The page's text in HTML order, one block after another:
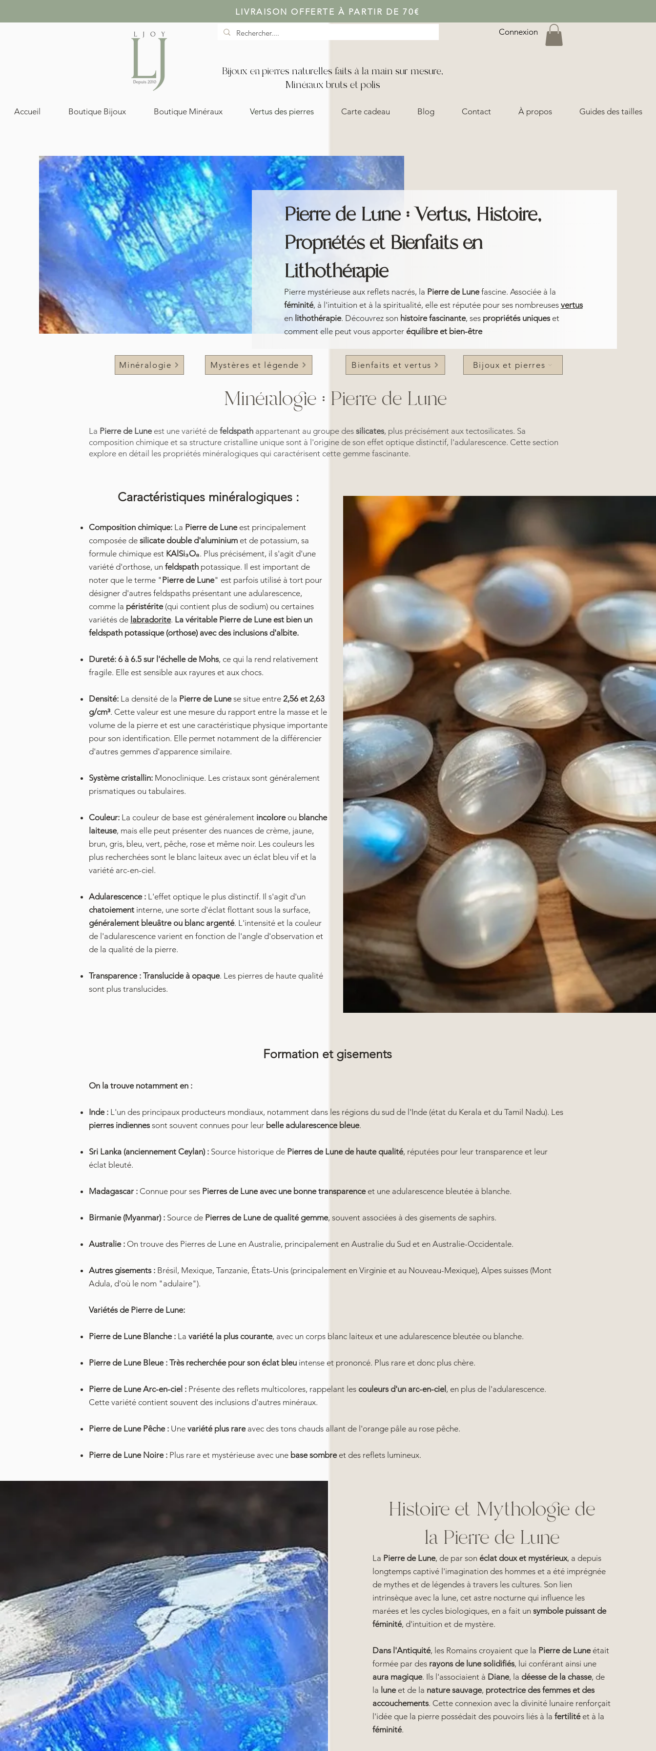
LIVRAISON OFFERTE À PARTIR DE 70€
Connexion
Bijoux en pierres naturelles faits à la main sur mesure,
Minéraux bruts et polis
Accueil Boutique Bijoux Boutique Minéraux Vertus des pierres Carte cadeau Blog Contact À propos Guides des tailles
Pierre de Lune : Vertus, Histoire,
Propriétés et Bienfaits en
Lithothérapie
Pierre mystérieuse aux reflets nacrés, la Pierre de Lunefascine. Associée à la
féminité, à l'intuition et à la spiritualité, elle est réputée pour ses nombreuses vertus
en lithothérapie. Découvrez son histoire fascinante, ses propriétés uniqueset
comment elle peut vous apporter équilibre et bien-être
Minéralogie Mystères et légende Bienfaits et vertus Bijoux et pierres
Minéralogie : Pierre de Lune
La Pierre de Luneest une variété de feldspath appartenant au groupe des silicates, plus précisément aux tectosilicates. Sa
composition chimique et sa structure cristalline unique sont à l'origine de son effet optique distinctif, l'adularescence. Cette section
explore en détail les propriétés minéralogiques qui caractérisent cette gemme fascinante.
Caractéristiques minéralogiques :
Composition chimique: La Pierre de Luneest principalement
composée de silicate double d'aluminium et de potassium, sa
formule chimique est KAlSi₃O₈. Plus précisément, il s'agit d'une
variété d'orthose, un feldspath potassique. Il est important de
noter que le terme " Pierre de Lune" est parfois utilisé à tort pour
désigner d'autres feldspaths présentant une adularescence,
comme la péristérite(qui contient plus de sodium) ou certaines
variétés de labradorite. La véritable Pierre de Lune est bien un
feldspath potassique (orthose) avec des inclusions d'albite.
Dureté: 6 à 6.5 sur l'échelle de Mohs, ce qui la rend relativement
fragile. Elle est sensible aux rayures et aux chocs.
Densité: La densité de la Pierre de Lunese situe entre 2,56 et 2,63
g/cm³. Cette valeur est une mesure du rapport entre la masse et le
volume de la pierre et est une caractéristique physique importante
pour son identification. Elle permet notamment de la différencier
d'autres gemmes d'apparence similaire.
Système cristallin: Monoclinique. Les cristaux sont généralement
prismatiques ou tabulaires.
Couleur: La couleur de base est généralement incoloreou blanche
laiteuse, mais elle peut présenter des nuances de crème, jaune,
brun, gris, bleu, vert, pêche, rose et même noir. Les couleurs les
plus recherchées sont le blanc laiteux avec un éclat bleu vif et la
variété arc-en-ciel.
Adularescence : L'effet optique le plus distinctif. Il s'agit d'un
chatoiement interne, une sorte d'éclat flottant sous la surface,
généralement bleuâtre ou blanc argenté. L'intensité et la couleur
de l'adularescence varient en fonction de l'angle d'observation et
de la qualité de la pierre.
Transparence : Translucide à opaque. Les pierres de haute qualité
sont plus translucides.
Formation et gisements
On la trouve notamment en :
Inde : L'un des principaux producteurs mondiaux, notamment dans les régions du sud de l'Inde (état du Kerala et du Tamil Nadu). Les
pierres indiennessont souvent connues pour leur belle adularescence bleue.
Sri Lanka (anciennement Ceylan) : Source historique de Pierres de Lune de haute qualité, réputées pour leur transparence et leur
éclat bleuté.
Madagascar : Connue pour ses Pierres de Lune avec une bonne transparenceet une adularescence bleutée à blanche.
Birmanie (Myanmar) : Source de Pierres de Lune de qualité gemme, souvent associées à des gisements de saphirs.
Australie : On trouve des Pierres de Lune en Australie, principalement en Australie du Sud et en Australie-Occidentale.
Autres gisements : Brésil, Mexique, Tanzanie, États-Unis (principalement en Virginie et au Nouveau-Mexique), Alpes suisses (Mont
Adula, d'où le nom "adulaire").
Variétés de Pierre de Lune:
Pierre de Lune Blanche : La variété la plus courante, avec un corps blanc laiteux et une adularescence bleutée ou blanche.
Pierre de Lune Bleue : Très recherchée pour son éclat bleu intense et prononcé. Plus rare et donc plus chère.
Pierre de Lune Arc-en-ciel : Présente des reflets multicolores, rappelant les couleurs d'un arc-en-ciel , en plus de l'adularescence.
Cette variété contient souvent des inclusions d'autres minéraux.
Pierre de Lune Pêche : Une variété plus rareavec des tons chauds allant de l'orange pâle au rose pêche.
Pierre de Lune Noire : Plus rare et mystérieuse avec une base sombreet des reflets lumineux.
Histoire et Mythologie de
la Pierre de Lune
La Pierre de Lune, de par son éclat doux et mystérieux, a depuis
longtemps captivé l'imagination des hommes et a été imprégnée
de mythes et de légendes à travers les cultures. Son lien
intrinsèque avec la lune, cet astre nocturne qui influence les
marées et les cycles biologiques, en a fait un symbole puissant de
féminité, d'intuition et de mystère.
Dans l'Antiquité, les Romains croyaient que la Pierre de Luneétait
formée par des rayons de lune solidifiés, lui conférant ainsi une
aura magique. Ils l'associaient à Diane, la déesse de la chasse, de
la luneet de la nature sauvage, protectrice des femmes et des
accouchements. Cette connexion avec la divinité lunaire renforçait
l'idée que la pierre possédait des pouvoirs liés à la fertilitéet à la
féminité.